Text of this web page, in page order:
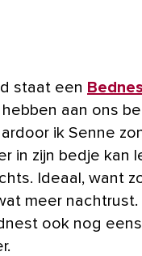
staat een
aan ons
ik Senne
in zijn bedje kan
Ideaal, want
meer
ook nog